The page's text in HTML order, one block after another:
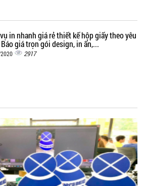
in nhanh giá rẻ thiết kế hộp giấy theo yêu
giá trọn gói design, in ấn,...
2917